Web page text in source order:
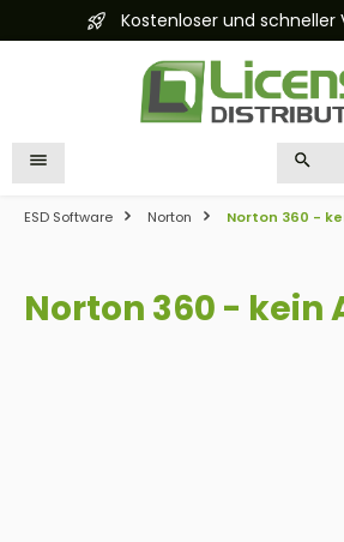
springenKostenloser und schneller
ESD Software Norton Norton 360 -
Norton 360 - kein